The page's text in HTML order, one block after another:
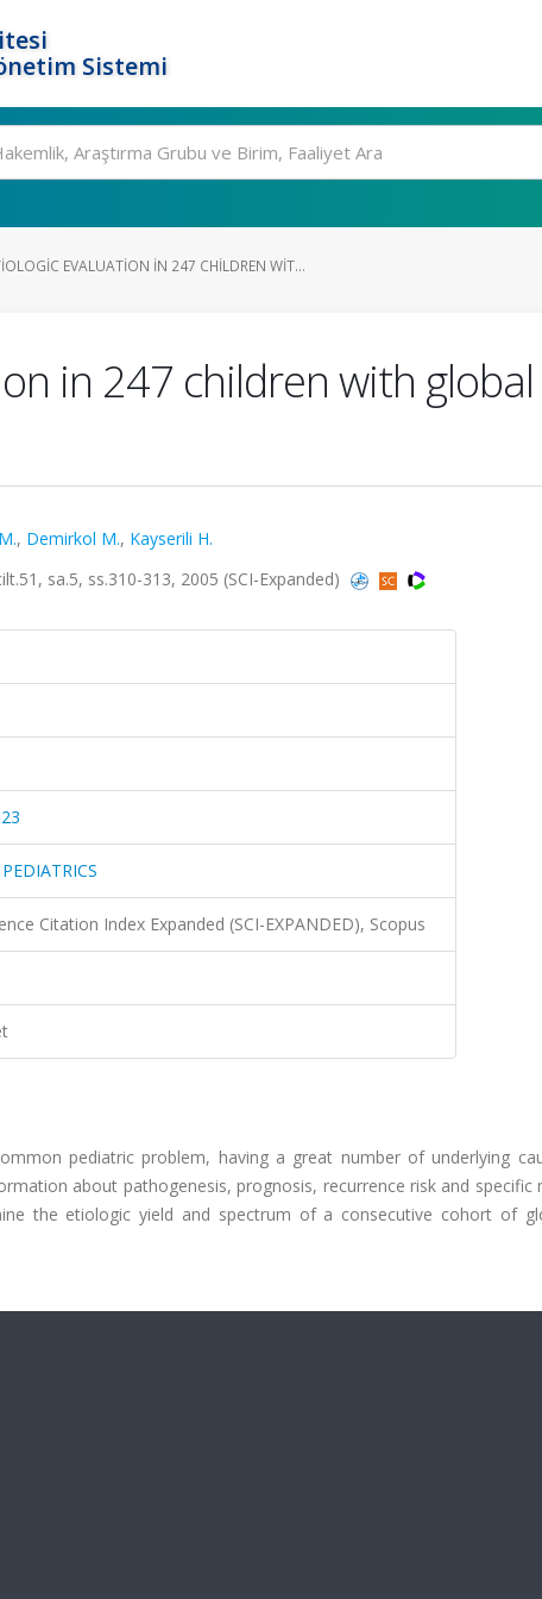
Sistemi
EVALUATION IN 247 CHILDREN WIT...
in 247 children with
, Demirkol M., Kayserili H.
sa.5, ss.310-313, 2005 (SCI-Expanded)
Citation Index Expanded (SCI-EXPANDED), Scopus
pediatric problem, having a great number of underlying
about pathogenesis, prognosis, recurrence risk and specific
the etiologic yield and spectrum of a consecutive cohort of